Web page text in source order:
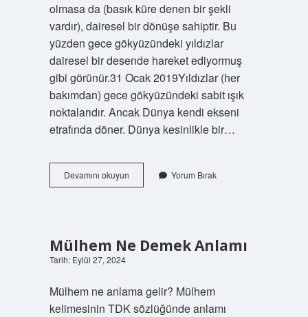
olmasa da (basık küre denen bir şekli
vardır), dairesel bir dönüşe sahiptir. Bu
yüzden gece gökyüzündeki yıldızlar
dairesel bir desende hareket ediyormuş
gibi görünür.31 Ocak 2019Yıldızlar (her
bakımdan) gece gökyüzündeki sabit ışık
noktalarıdır. Ancak Dünya kendi ekseni
etrafında döner. Dünya kesinlikle bir…
Devamını okuyunYıldızlar
Neden
Yorum Bırak
Mülhem Ne Demek Anlamı
Tarih: Eylül 27, 2024
Mülhem ne anlama gelir? Mülhem
kelimesinin TDK sözlüğünde anlamı